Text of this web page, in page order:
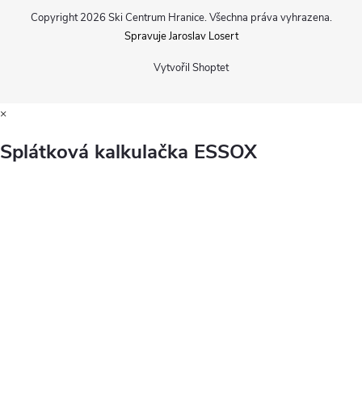
Vytvořil Shoptet
Copyright 2026 Ski Centrum Hranice. Všechna práva vyhrazena.
Spravuje Jaroslav Losert
×
Splátková kalkulačka ESSOX